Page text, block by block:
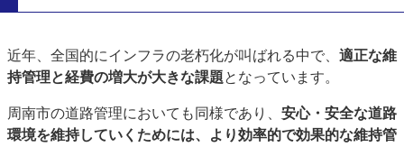
近年、全国的にインフラの老朽化が叫ばれる中で、 適正な維
持管理と経費の増大が大きな課題となっています。
周南市の道路管理においても同様であり、 安心・安全な道路
環境を維持していくためには、より効率的で効果的な維持管